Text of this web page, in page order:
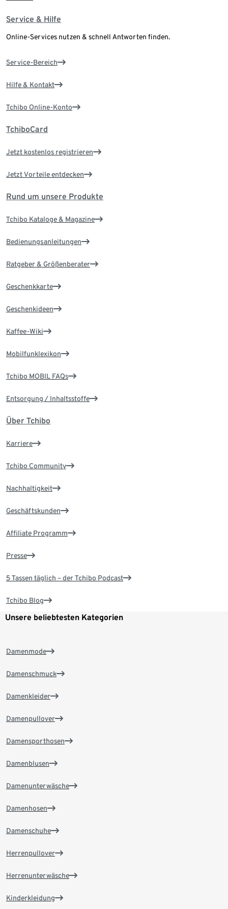
Service & Hilfe
Online-Services nutzen & schnell Antworten finden.
Service-Bereich
Hilfe & Kontakt
Tchibo Online-Konto
TchiboCard
Jetzt kostenlos registrieren
Jetzt Vorteile entdecken
Rund um unsere Produkte
Tchibo Kataloge & Magazine
Bedienungsanleitungen
Ratgeber & Größenberater
Geschenkkarte
Geschenkideen
Kaffee-Wiki
Mobilfunklexikon
Tchibo MOBIL FAQs
Entsorgung / Inhaltsstoffe
Über Tchibo
Karriere
Tchibo Community
Nachhaltigkeit
Geschäftskunden
Affiliate Programm
Presse
5 Tassen täglich – der Tchibo Podcast
Tchibo Blog
Unsere beliebtesten Kategorien
Damenmode
Damenschmuck
Damenkleider
Damenpullover
Damensporthosen
Damenblusen
Damenunterwäsche
Damenhosen
Damenschuhe
Herrenpullover
Herrenunterwäsche
Kinderkleidung